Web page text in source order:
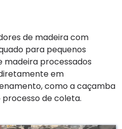
de madeira com
para pequenos
madeira processados
em
como a caçamba
processo de coleta.